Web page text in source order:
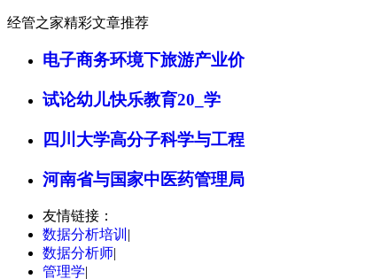
经管之家精彩文章推荐
电子商务环境下旅游产业价
试论幼儿快乐教育20_学
四川大学高分子科学与工程
河南省与国家中医药管理局
友情链接：
数据分析培训 |
数据分析师|
管理学|